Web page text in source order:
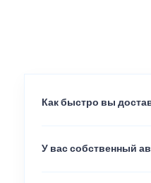
Как быстро вы
У вас собственный